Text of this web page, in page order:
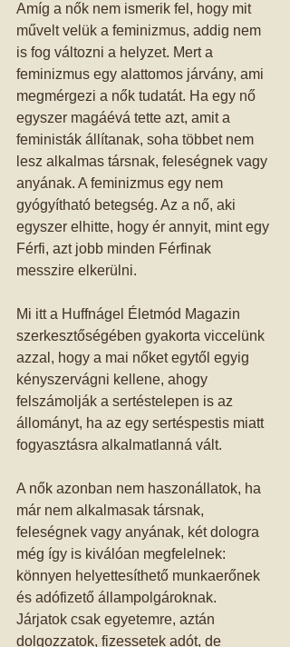
Amíg a nők nem ismerik fel, hogy mit
művelt velük a feminizmus, addig nem
is fog változni a helyzet. Mert a
feminizmus egy alattomos járvány, ami
megmérgezi a nők tudatát. Ha egy nő
egyszer magáévá tette azt, amit a
feministák állítanak, soha többet nem
lesz alkalmas társnak, feleségnek vagy
anyának. A feminizmus egy nem
gyógyítható betegség. Az a nő, aki
egyszer elhitte, hogy ér annyit, mint egy
Férfi, azt jobb minden Férfinak
messzire elkerülni.
Mi itt a Huffnágel Életmód Magazin
szerkesztőségében gyakorta viccelünk
azzal, hogy a mai nőket egytől egyig
kényszervágni kellene, ahogy
felszámolják a sertéstelepen is az
állományt, ha az egy sertéspestis miatt
fogyasztásra alkalmatlanná vált.
A nők azonban nem haszonállatok, ha
már nem alkalmasak társnak,
feleségnek vagy anyának, két dologra
még így is kiválóan megfelelnek:
könnyen helyettesíthető munkaerőnek
és adófizető állampolgároknak.
Járjatok csak egyetemre, aztán
dolgozzatok, fizessetek adót, de